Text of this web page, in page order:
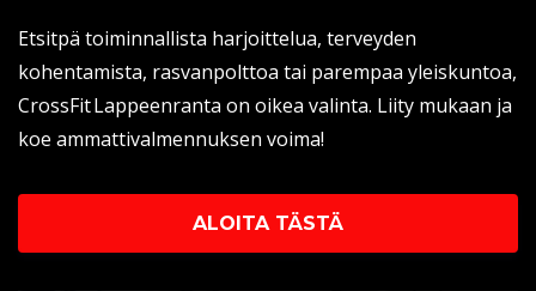
Etsitpä toiminnallista harjoittelua, terveyden
kohentamista, rasvanpolttoa tai parempaa yleiskuntoa,
CrossFit Lappeenranta on oikea valinta. Liity mukaan ja
koe ammattivalmennuksen voima!
ALOITA TÄSTÄ